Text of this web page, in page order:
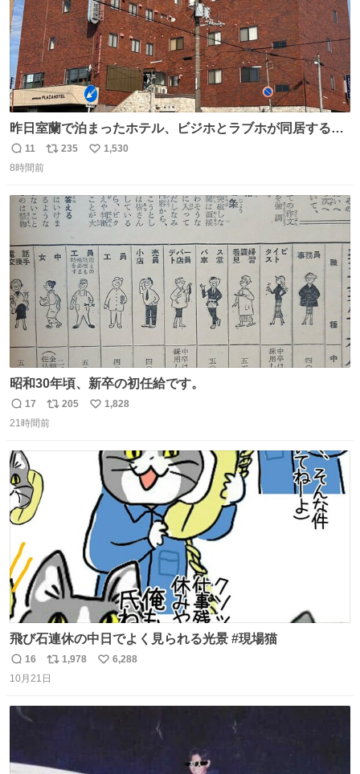
昨日室蘭で泊まったホテル、ビジホとラブホが同居する謎
形態だった。2階と3階の部屋数が異様に少ない。
返
信
11
リ
ト
数
235
い
数
1,530
8時間前
昭和30年頃、新卒の初任給です。
返
信
17
リ
ポ
205
い
数
1,828
21時間前
飛び石連休の中日でよく見られる光景 #現場猫
返
信
16
リ
ポ
1,978
い
6,288
10月21日